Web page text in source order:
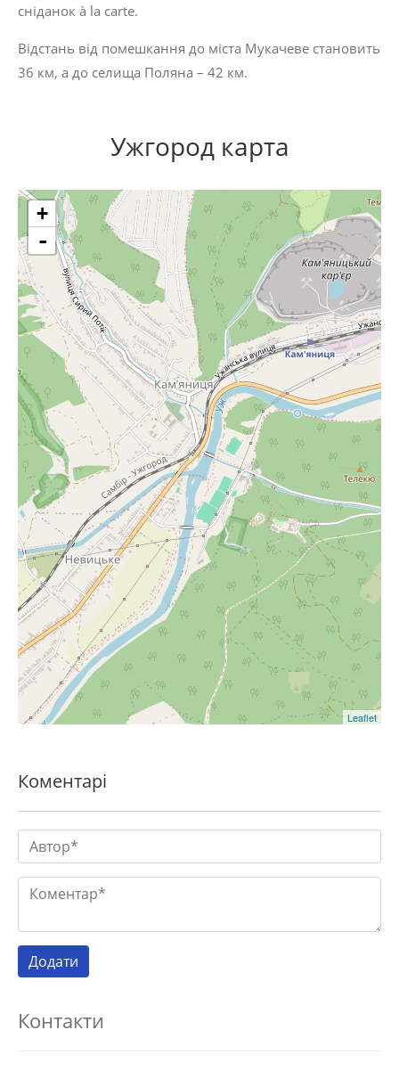
сніданок à la carte.
Відстань від помешкання до міста Мукачеве становить
36 км, а до селища Поляна – 42 км.
Ужгород карта
+
-
Leaflet
Коментарі
Контакти